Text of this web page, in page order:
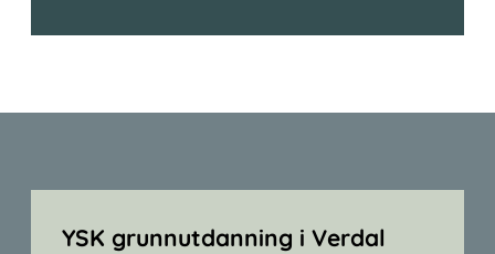
YSK grunnutdanning i Verdal